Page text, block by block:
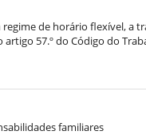
de horário flexível, a
57.º do Código do
familiares